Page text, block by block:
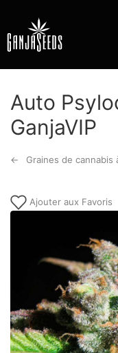
Auto
GanjaVIP
Graines de cannabis
Ajouter aux Favoris